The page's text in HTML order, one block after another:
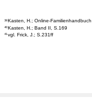
39 Kasten, H.; Online-Familienhandbuch
40 Kasten, H.; Band II, S.169
41 vgl. Frick, J.; S.231ff